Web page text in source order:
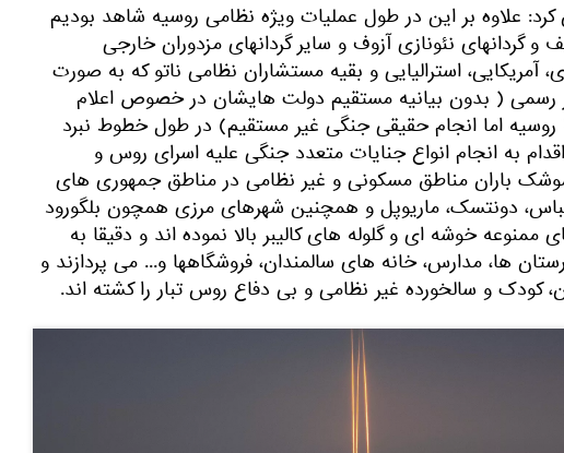
علاوه بر این در طول عملیات ویژه نظامی روسیه شاهد بودیم
گردانهای نئونازی آزوف و سایر گردانهای مزدوران خارجی
آمریکایی، استرالیایی و بقیه مستشاران نظامی ناتو که به صورت
رسمی ( بدون بیانیه مستقیم دولت هایشان در خصوص اعلام
اما انجام حقیقی جنگی غیر مستقیم) در طول خطوط نبرد
به انجام انواع جنایات متعدد جنگی علیه اسرای روس و
باران مناطق مسکونی و غیر نظامی در مناطق جمهوری های
دونتسک، ماریوپل و همچنین شهرهای مرزی همچون بلگورود
ممنوعه خوشه ای و گلوله های کالیبر بالا نموده اند و دقیقا به
ها، مدارس، خانه های سالمندان، فروشگاهها و... می پردازند و
کودک و سالخورده غیر نظامی و بی دفاع روس تبار را کشته اند.